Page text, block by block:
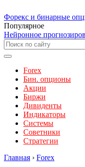
Форекс и бинарные
Популярное
Нейронное
Forex
Бин. опционы
Акции
Биржи
Дивиденты
Индикаторы
Системы
Советники
Стратегии
Главная › Forex